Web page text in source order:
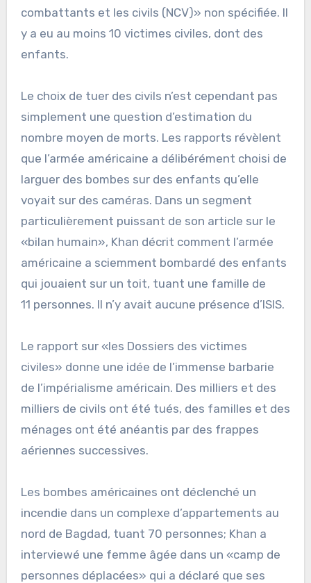
combattants et les civils (NCV)» non spécifiée. Il
y a eu au moins 10 victimes civiles, dont des
enfants.
Le choix de tuer des civils n’est cependant pas
simplement une question d’estimation du
nombre moyen de morts. Les rapports révèlent
que l’armée américaine a délibérément choisi de
larguer des bombes sur des enfants qu’elle
voyait sur des caméras. Dans un segment
particulièrement puissant de son article sur le
«bilan humain», Khan décrit comment l’armée
américaine a sciemment bombardé des enfants
qui jouaient sur un toit, tuant une famille de
11 personnes. Il n’y avait aucune présence d’ISIS.
Le rapport sur «les Dossiers des victimes
civiles» donne une idée de l’immense barbarie
de l’impérialisme américain. Des milliers et des
milliers de civils ont été tués, des familles et des
ménages ont été anéantis par des frappes
aériennes successives.
Les bombes américaines ont déclenché un
incendie dans un complexe d’appartements au
nord de Bagdad, tuant 70 personnes; Khan a
interviewé une femme âgée dans un «camp de
personnes déplacées» qui a déclaré que ses